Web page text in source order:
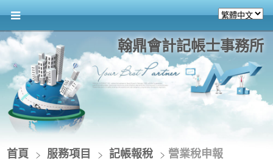
翰鼎會計記帳士事務所
首頁 服務項目 記帳報稅 營業稅申報